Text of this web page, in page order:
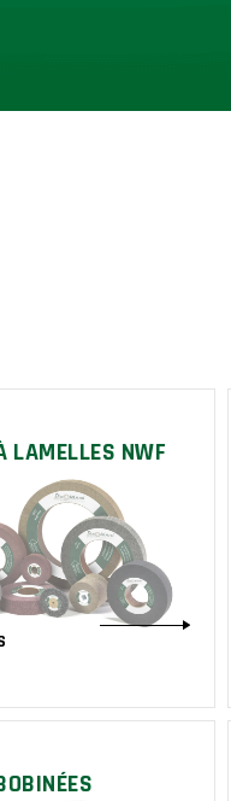
LAMELLES NWF